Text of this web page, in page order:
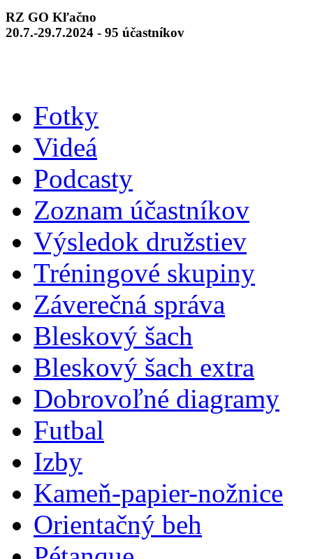
RZ GO Kľačno
20.7.-29.7.2024 - 95 účastníkov
Fotky
Videá
Podcasty
Zoznam účastníkov
Výsledok družstiev
Tréningové skupiny
Záverečná správa
Bleskový šach
Bleskový šach extra
Dobrovoľné diagramy
Futbal
Izby
Kameň-papier-nožnice
Orientačný beh